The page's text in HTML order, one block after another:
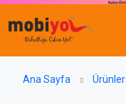
Ana Sayfa Ürünler